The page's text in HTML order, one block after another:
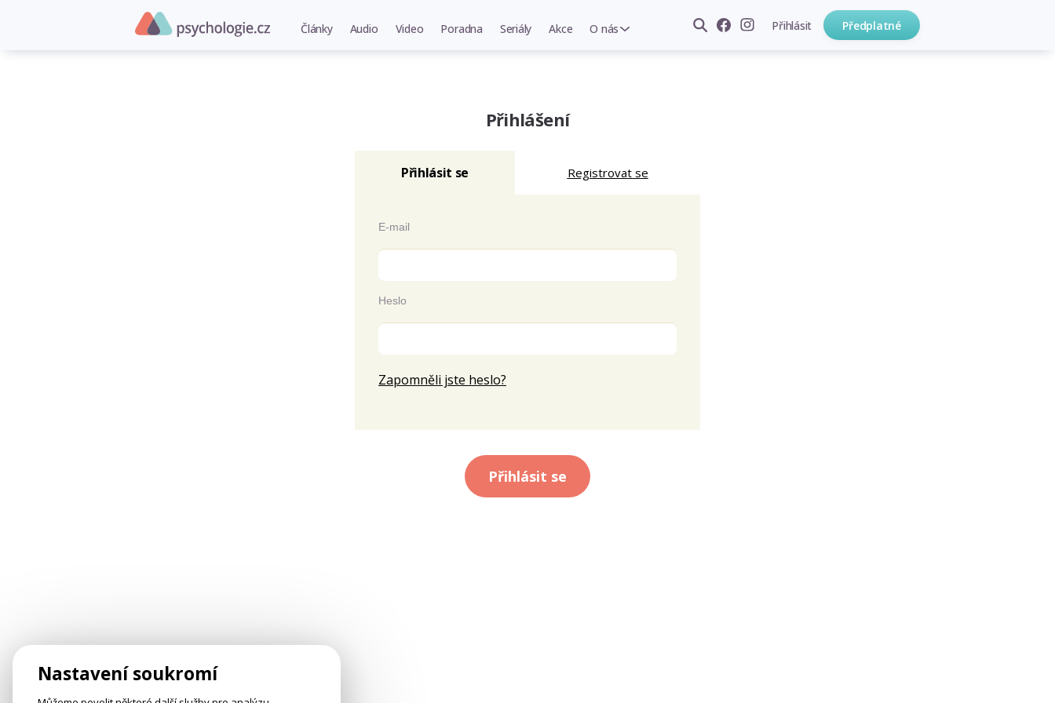
Články Audio Video Poradna Seriály Akce O nás Přihlásit Předplatné
Přihlášení
Přihlásit se Registrovat se
E-mail
Heslo
Zapomněli jste heslo?
Přihlásit se
Nastavení soukromí